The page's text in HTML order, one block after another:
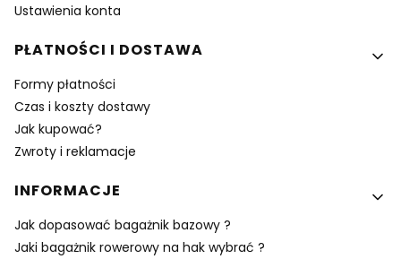
Ustawienia konta
PŁATNOŚCI I DOSTAWA
Formy płatności
Czas i koszty dostawy
Jak kupować?
Zwroty i reklamacje
INFORMACJE
Jak dopasować bagażnik bazowy ?
Jaki bagażnik rowerowy na hak wybrać ?